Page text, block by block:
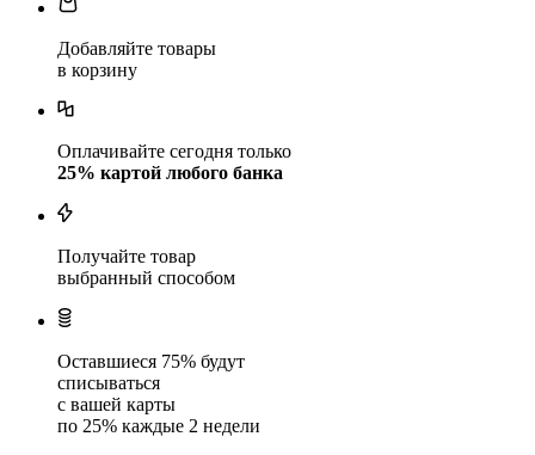
Добавляйте товары
в корзину
Оплачивайте сегодня только
25% картой любого банка
Получайте товар
выбранный способом
Оставшиеся 75% будут
списываться
с вашей карты
по 25% каждые 2 недели